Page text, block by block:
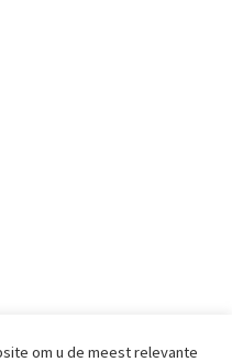
om u de meest relevante